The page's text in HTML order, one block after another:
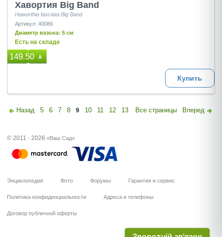
Хавортия Big Band
Haworthia fasciata Big Band
Артикул: 40086
Диаметр вазона: 5 см
Есть на складе
149.50 ₴
Купить
Назад 5 6 7 8 9 10 11 12 13 Все страницы Вперед
© 2011 - 2026 «Ваш Сад»
Энциклопедия Фото Форумы Гарантия и сервис
Политика конфиденциальности Адреса и телефоны
Договор публичной оферты